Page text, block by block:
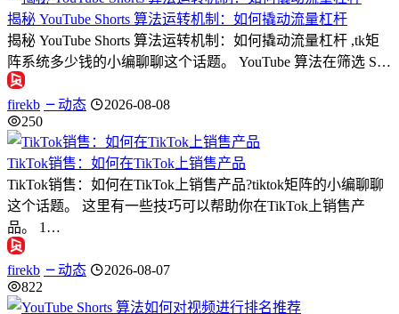
揭秘 YouTube Shorts 算法运转机制：如何撬动流量杠杆
揭秘 YouTube Shorts 算法运转机制：如何撬动流量杠杆 ,tk矩
阵系统多少钱的小编聊聊这个话题。 YouTube 算法在筛选 S…
firekb 动态
2026-08-08
250
TikTok销售：如何在TikTok上销售产品
TikTok销售：如何在TikTok上销售产品?tiktok矩阵的小编聊聊
这个话题。 这里有一些技巧可以帮助你在TikTok上销售产
品。 1…
firekb 动态
2026-08-07
822